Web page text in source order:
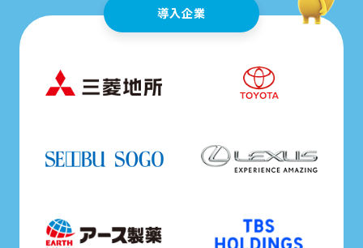
導入企業